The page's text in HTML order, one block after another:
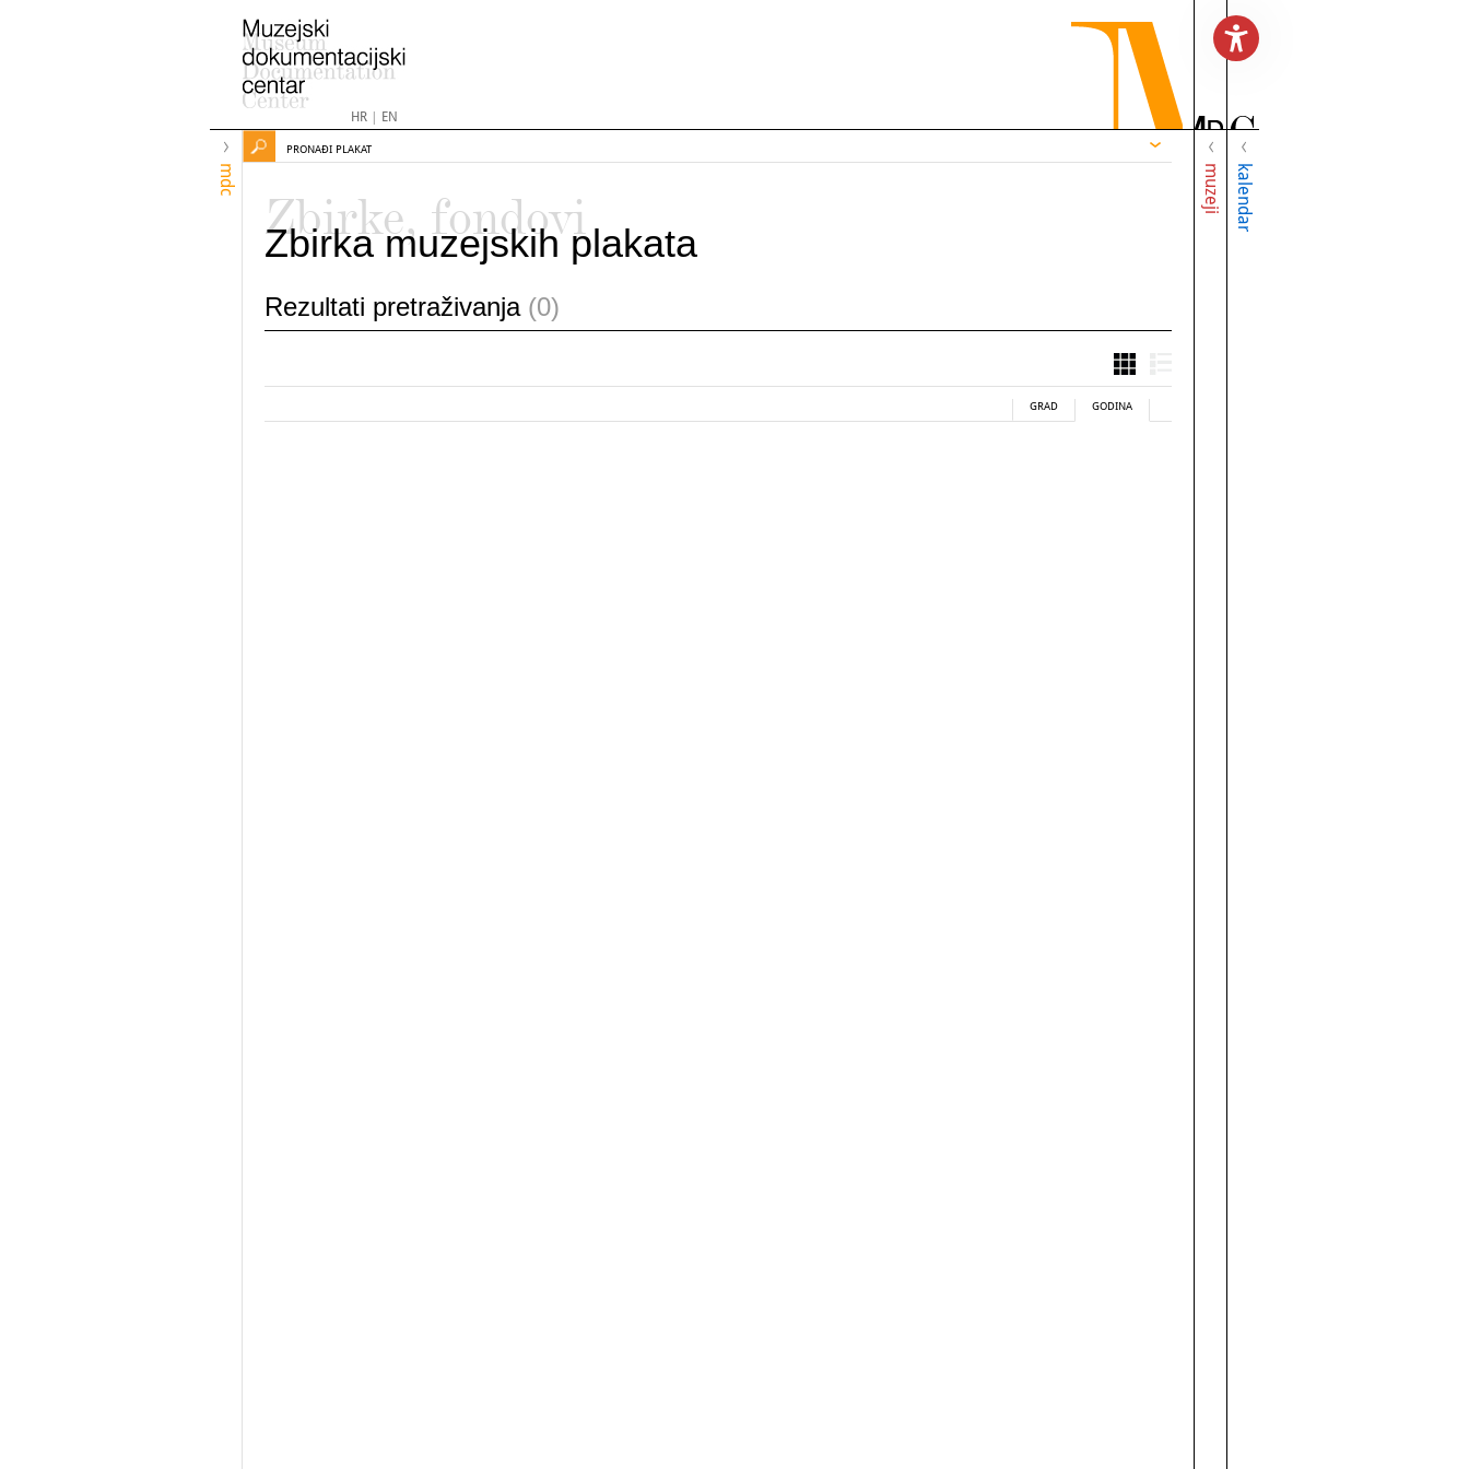
HR| EN
mdc muzeji kalendar
PRONAĐI PLAKAT
Zbirke, fondovi
Zbirka muzejskih plakata
Rezultati pretraživanja (0)
GRAD GODINA